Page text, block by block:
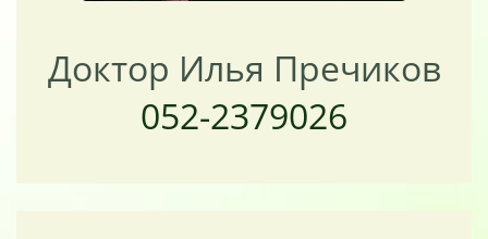
Доктор Илья Пречиков
052-2379026